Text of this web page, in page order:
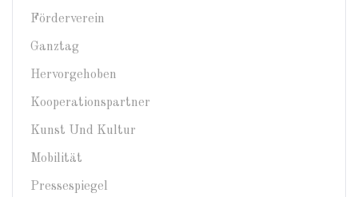
Förderverein
Ganztag
Hervorgehoben
Kooperationspartner
Kunst Und Kultur
Mobilität
Pressespiegel